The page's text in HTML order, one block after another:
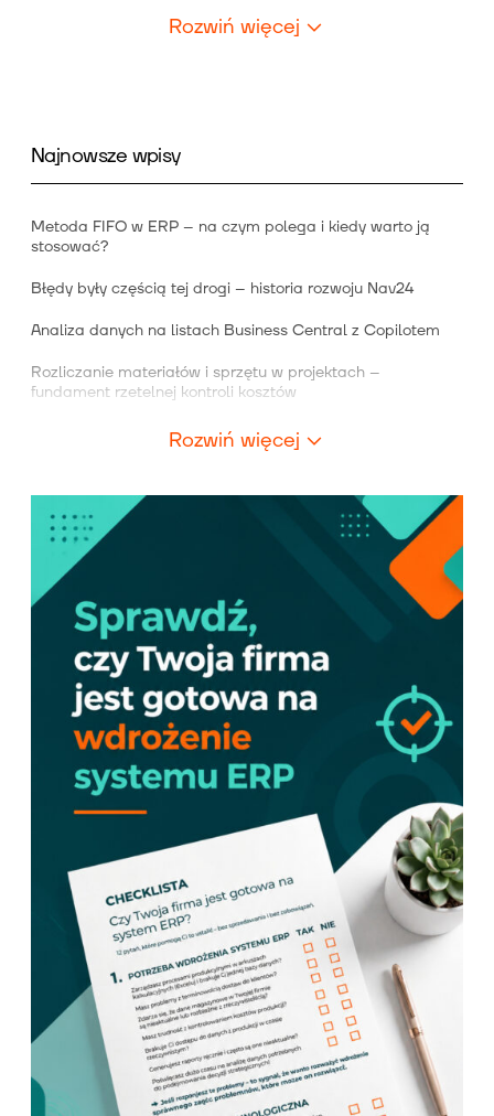
Rozwiń więcej
Najnowsze wpisy
Metoda FIFO w ERP – na czym polega i kiedy warto ją
stosować?
Błędy były częścią tej drogi – historia rozwoju Nav24
Analiza danych na listach Business Central z Copilotem
Rozliczanie materiałów i sprzętu w projektach –
fundament rzetelnej kontroli kosztów
Rozwiń więcej